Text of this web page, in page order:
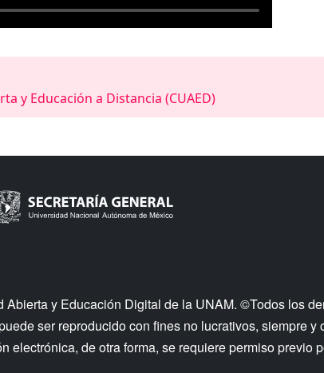
y Educación a Distancia (CUAED)
y Educación Digital de la UNAM. ©Todos los
ser reproducido con fines no lucrativos, siempre y
electrónica, de otra forma, se requiere permiso previo